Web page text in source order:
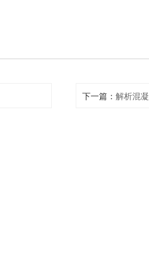
下一篇： 解析混